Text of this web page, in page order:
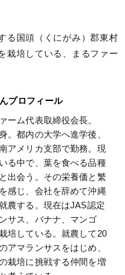
る国頭（くにがみ）郡東村
栽培している、まるファー
プロフィール
ーム代表取締役会長。
。都内の大学へ進学後、
アメリカ支部で勤務。現
る中で、葉を食べる品種
出会う。その栄養価と繁
感じ、会社を辞めて沖縄
農する。現在はJAS認定
サス、バナナ、マンゴ
培している。就農して20
アマランサスをはじめ、
栽培に挑戦する仲間を増